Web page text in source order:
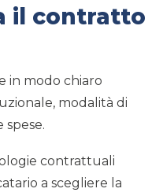
il contratto
in modo chiaro
modalità di
contrattuali
a scegliere la